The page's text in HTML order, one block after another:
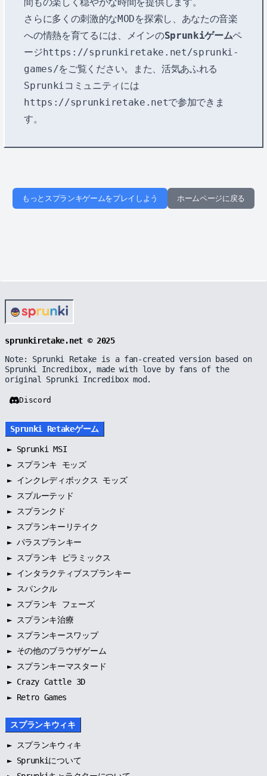
さらに多くの刺激的なMODを探索し、あなたの音楽
への情熱を育てるには、メインのSprunkiゲームペ
ージhttps://sprunkiretake.net/sprunki-
games/をご覧ください。また、活気あふれる
Sprunkiコミュニティには
https://sprunkiretake.netで参加できま
す。
もっとスプランキゲームをプレイしよう ホームページに戻る
sprunkiretake.net © 2025
Note: Sprunki Retake is a fan-created version based on
Sprunki Incredibox, made with love by fans of the
original Sprunki Incredibox mod.
Discord
Sprunki Retakeゲーム
► Sprunki MSI
► スプランキ モッズ
► インクレディボックス モッズ
► スプルーテッド
► スプランクド
► スプランキーリテイク
► パラスプランキー
► スプランキ ピラミックス
► インタラクティブスプランキー
► スパンクル
► スプランキ フェーズ
► スプランキ治療
► スプランキースワップ
► その他のブラウザゲーム
► スプランキーマスタード
► Crazy Cattle 3D
► Retro Games
スプランキウィキ
► スプランキウィキ
► Sprunkiについて